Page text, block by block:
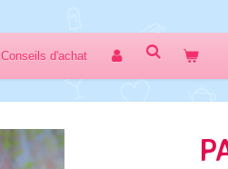
Conseils d'achat